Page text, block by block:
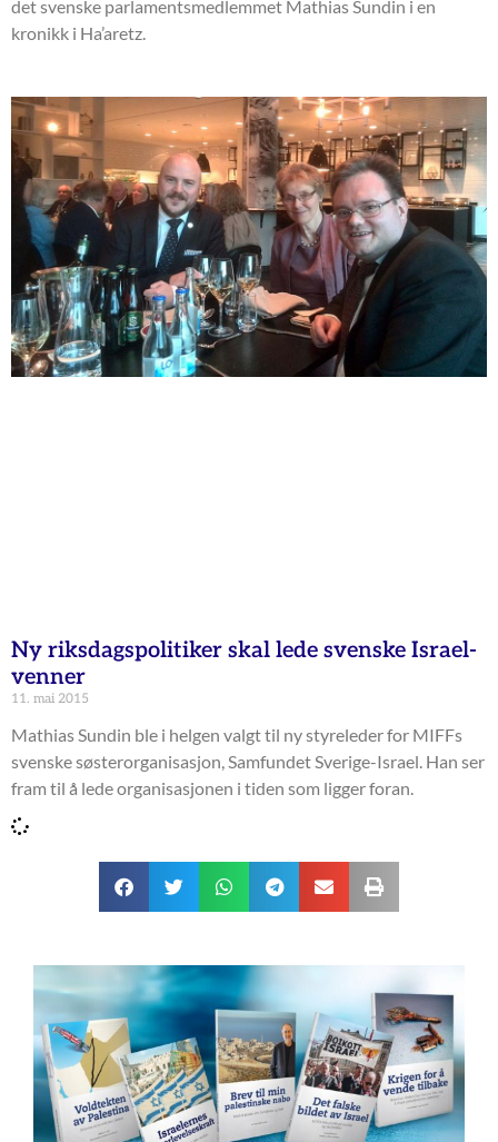
det svenske parlamentsmedlemmet Mathias Sundin i en
kronikk i Ha’aretz.
Ny riksdagspolitiker skal lede svenske Israel-
venner
11. mai 2015
Mathias Sundin ble i helgen valgt til ny styreleder for MIFFs
svenske søsterorganisasjon, Samfundet Sverige-Israel. Han ser
fram til å lede organisasjonen i tiden som ligger foran.